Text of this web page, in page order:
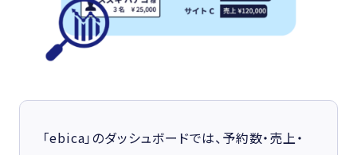
「ebica」のダッシュボードでは、予約数・売上・